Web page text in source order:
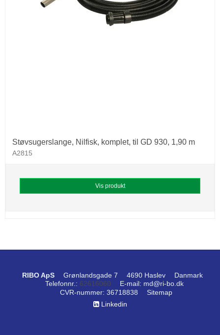
Støvsugerslange, Nilfisk, komplet, til GD 930, 1,90 m
A2815
Vis produkt
RIBO ApS Grønlandsgade 7 4690 Haslev
Danmark
Telefonnr.: 62616060 E-mail: md@ri-bo.dk
CVR-nummer: 36718838
Sitemap
Linkedin